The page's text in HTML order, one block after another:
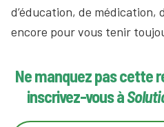
d’éducation, de médication,
encore pour vous tenir
Ne manquez pas cette
inscrivez-vous à